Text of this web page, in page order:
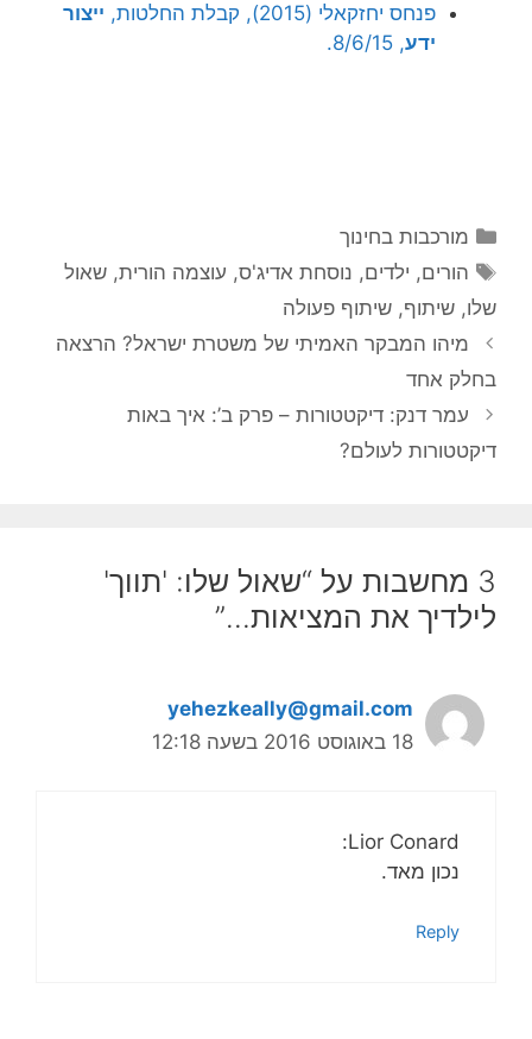
פנחס יחזקאלי (2015), קבלת החלטות,
ייצור
ידע, 8/6/15.
קטגוריות
מורכבות בחינוך
תגיות
הורים, ילדים, נוסחת אדיג'ס, עוצמה הורית,שאול
שלו, שיתוף, שיתוף פעולה
מיהו המבקר האמיתי של משטרת ישראל? הרצאה
בחלק אחד
עמר דנק: דיקטטורות – פרק ב’: איך באות
דיקטטורות לעולם?
3 מחשבות על “שאול שלו: 'תווך'
לילדיך את המציאות…”
yehezkeally@gmail.com
18 באוגוסט 2016 בשעה 12:18
Lior Conard:
נכון מאד.
Reply